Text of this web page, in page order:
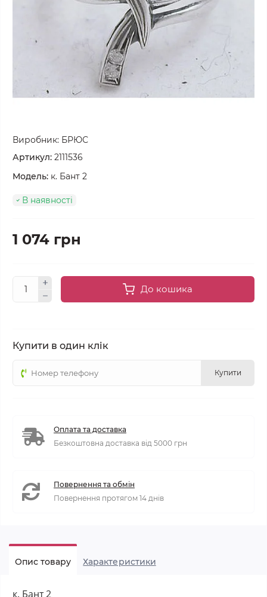
Виробник: БРЮС
Артикул: 2111536
Модель: к. Бант 2
В наявності
1 074 грн
До кошика
Купити в один клік
Купити
Оплата та доставка
Безкоштовна доставка від 5000 грн
Повернення та обмін
Повернення протягом 14 днів
Опис товару Характеристики
к. Бант 2